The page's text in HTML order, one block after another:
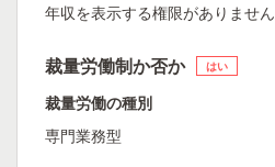
年収を表示する権限がありません
裁量労働制か否か はい
裁量労働の種別
専門業務型